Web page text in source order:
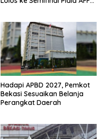
Hadapi APBD 2027, Pemkot
Bekasi Sesuaikan Belanja
Perangkat Daerah